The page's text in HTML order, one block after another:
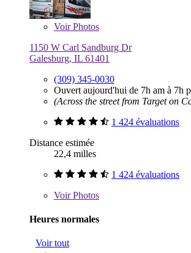
VoirPhotos
1150 W Carl Sandburg Dr
Galesburg, IL 61401
(309) 345-0030
Ouvert aujourd'hui de 7h am à 7h
(Across the street from Target on
1 424 évaluations
Distance estimée
22,4 milles
1 424 évaluations
VoirPhotos
Heures normales
Voir tout